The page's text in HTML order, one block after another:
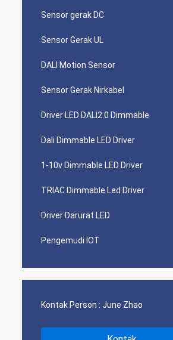
Sensor gerak DC
Sensor Gerak UL
DALI Motion Sensor
Sensor Gerak Nirkabel
Driver LED DALI2.0 Dimmable
Dali Dimmable LED Driver
1-10v Dimmable LED Driver
TRIAC Dimmable Led Driver
Driver Darurat LED
Pengemudi IOT
Kontak Person : June Zhao